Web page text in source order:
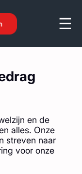
en de
alles. Onze
streven naar
voor onze